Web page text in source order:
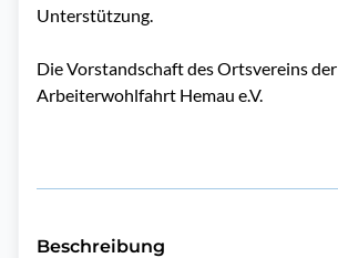
Unterstützung.
Die Vorstandschaft des Ortsvereins der
Arbeiterwohlfahrt Hemau e.V.
Beschreibung